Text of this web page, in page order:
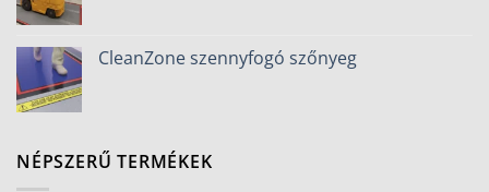
CleanZone szennyfogó szőnyeg
NÉPSZERŰ TERMÉKEK